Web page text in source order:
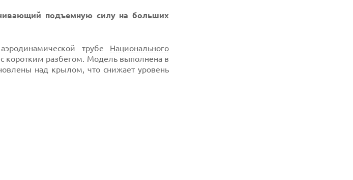
подъемную силу на больших
трубе Национального
коротким разбегом. Модель выполнена в
над крылом, что снижает уровень